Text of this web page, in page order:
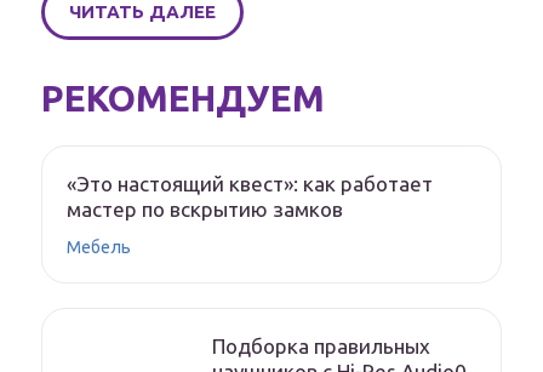
ЧИТАТЬ ДАЛЕЕ
РЕКОМЕНДУЕМ
«Это настоящий квест»: как работает
мастер по вскрытию замков
Мебель
Подборка правильных